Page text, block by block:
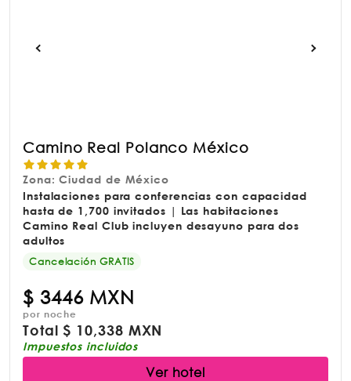
Camino Real Polanco México
Zona: Ciudad de México
Instalaciones para conferencias con capacidad
hasta de 1,700 invitados | Las habitaciones
Camino Real Club incluyen desayuno para dos
adultos
Cancelación GRATIS
$ 3446 MXN
por noche
Total$ 10,338 MXN
Impuestos incluidos
Ver hotel